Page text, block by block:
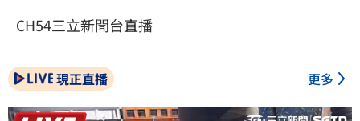
CH54三立新聞台直播
現正直播 更多